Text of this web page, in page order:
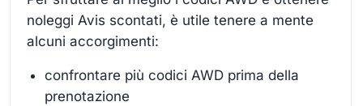
noleggi Avis scontati, è utile tenere a mente
alcuni accorgimenti:
confrontare più codici AWD prima della
prenotazione